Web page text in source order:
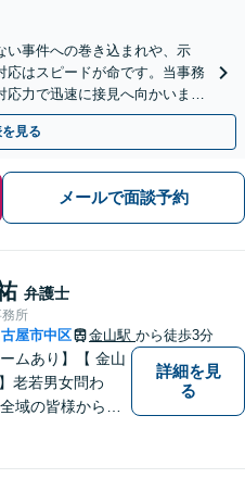
い事件への巻き込まれや、示
応はスピードが命です。当事務
力で迅速に接見へ向かいま
予約対応です。
見る
メールで面談予約
弁護士
所
屋市中区 金山駅 から徒歩3分
ームあり】【 金山
老若男女問わ
域の皆様から愛
詳細を見
る